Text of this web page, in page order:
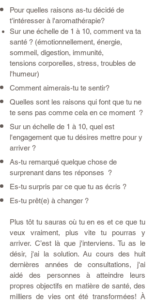
Pour quelles raisons as-tu décidé de
t'intéresser à l'aromathérapie?
Sur une échelle de 1 à 10, comment va ta
santé ? (émotionnellement, énergie,
sommeil, digestion, immunité,
tensions corporelles, stress, troubles de
l'humeur)
Comment aimerais-tu te sentir?
Quelles sont les raisons qui font que tu ne
te sens pas comme cela en ce moment ?
Sur un échelle de 1 à 10, quel est
l'engagement que tu désires mettre pour y
arriver ?
As-tu remarqué quelque chose de
surprenant dans tes réponses ?
Es-tu surpris par ce que tu as écris ?
Es-tu prêt(e) à changer ?
Plus tôt tu sauras où tu en es et ce que tu
veux vraiment, plus vite tu pourras y
arriver. C’est là que j'interviens. Tu as le
désir, j'ai la solution. Au cours des huit
dernières années de consultations, j'ai
aidé des personnes à atteindre leurs
propres objectifs en matière de santé, des
milliers de vies ont été transformées! À